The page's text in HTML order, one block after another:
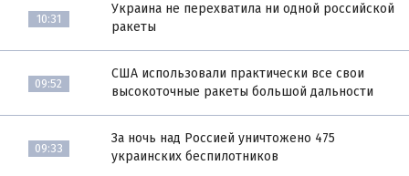
10:31
Украина не перехватила ни одной российской
ракеты
09:52
США использовали практически все свои
высокоточные ракеты большой дальности
09:33
За ночь над Россией уничтожено 475
украинских беспилотников